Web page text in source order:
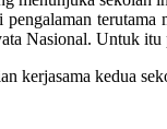
Nasional. Untuk itu
kerjasama kedua